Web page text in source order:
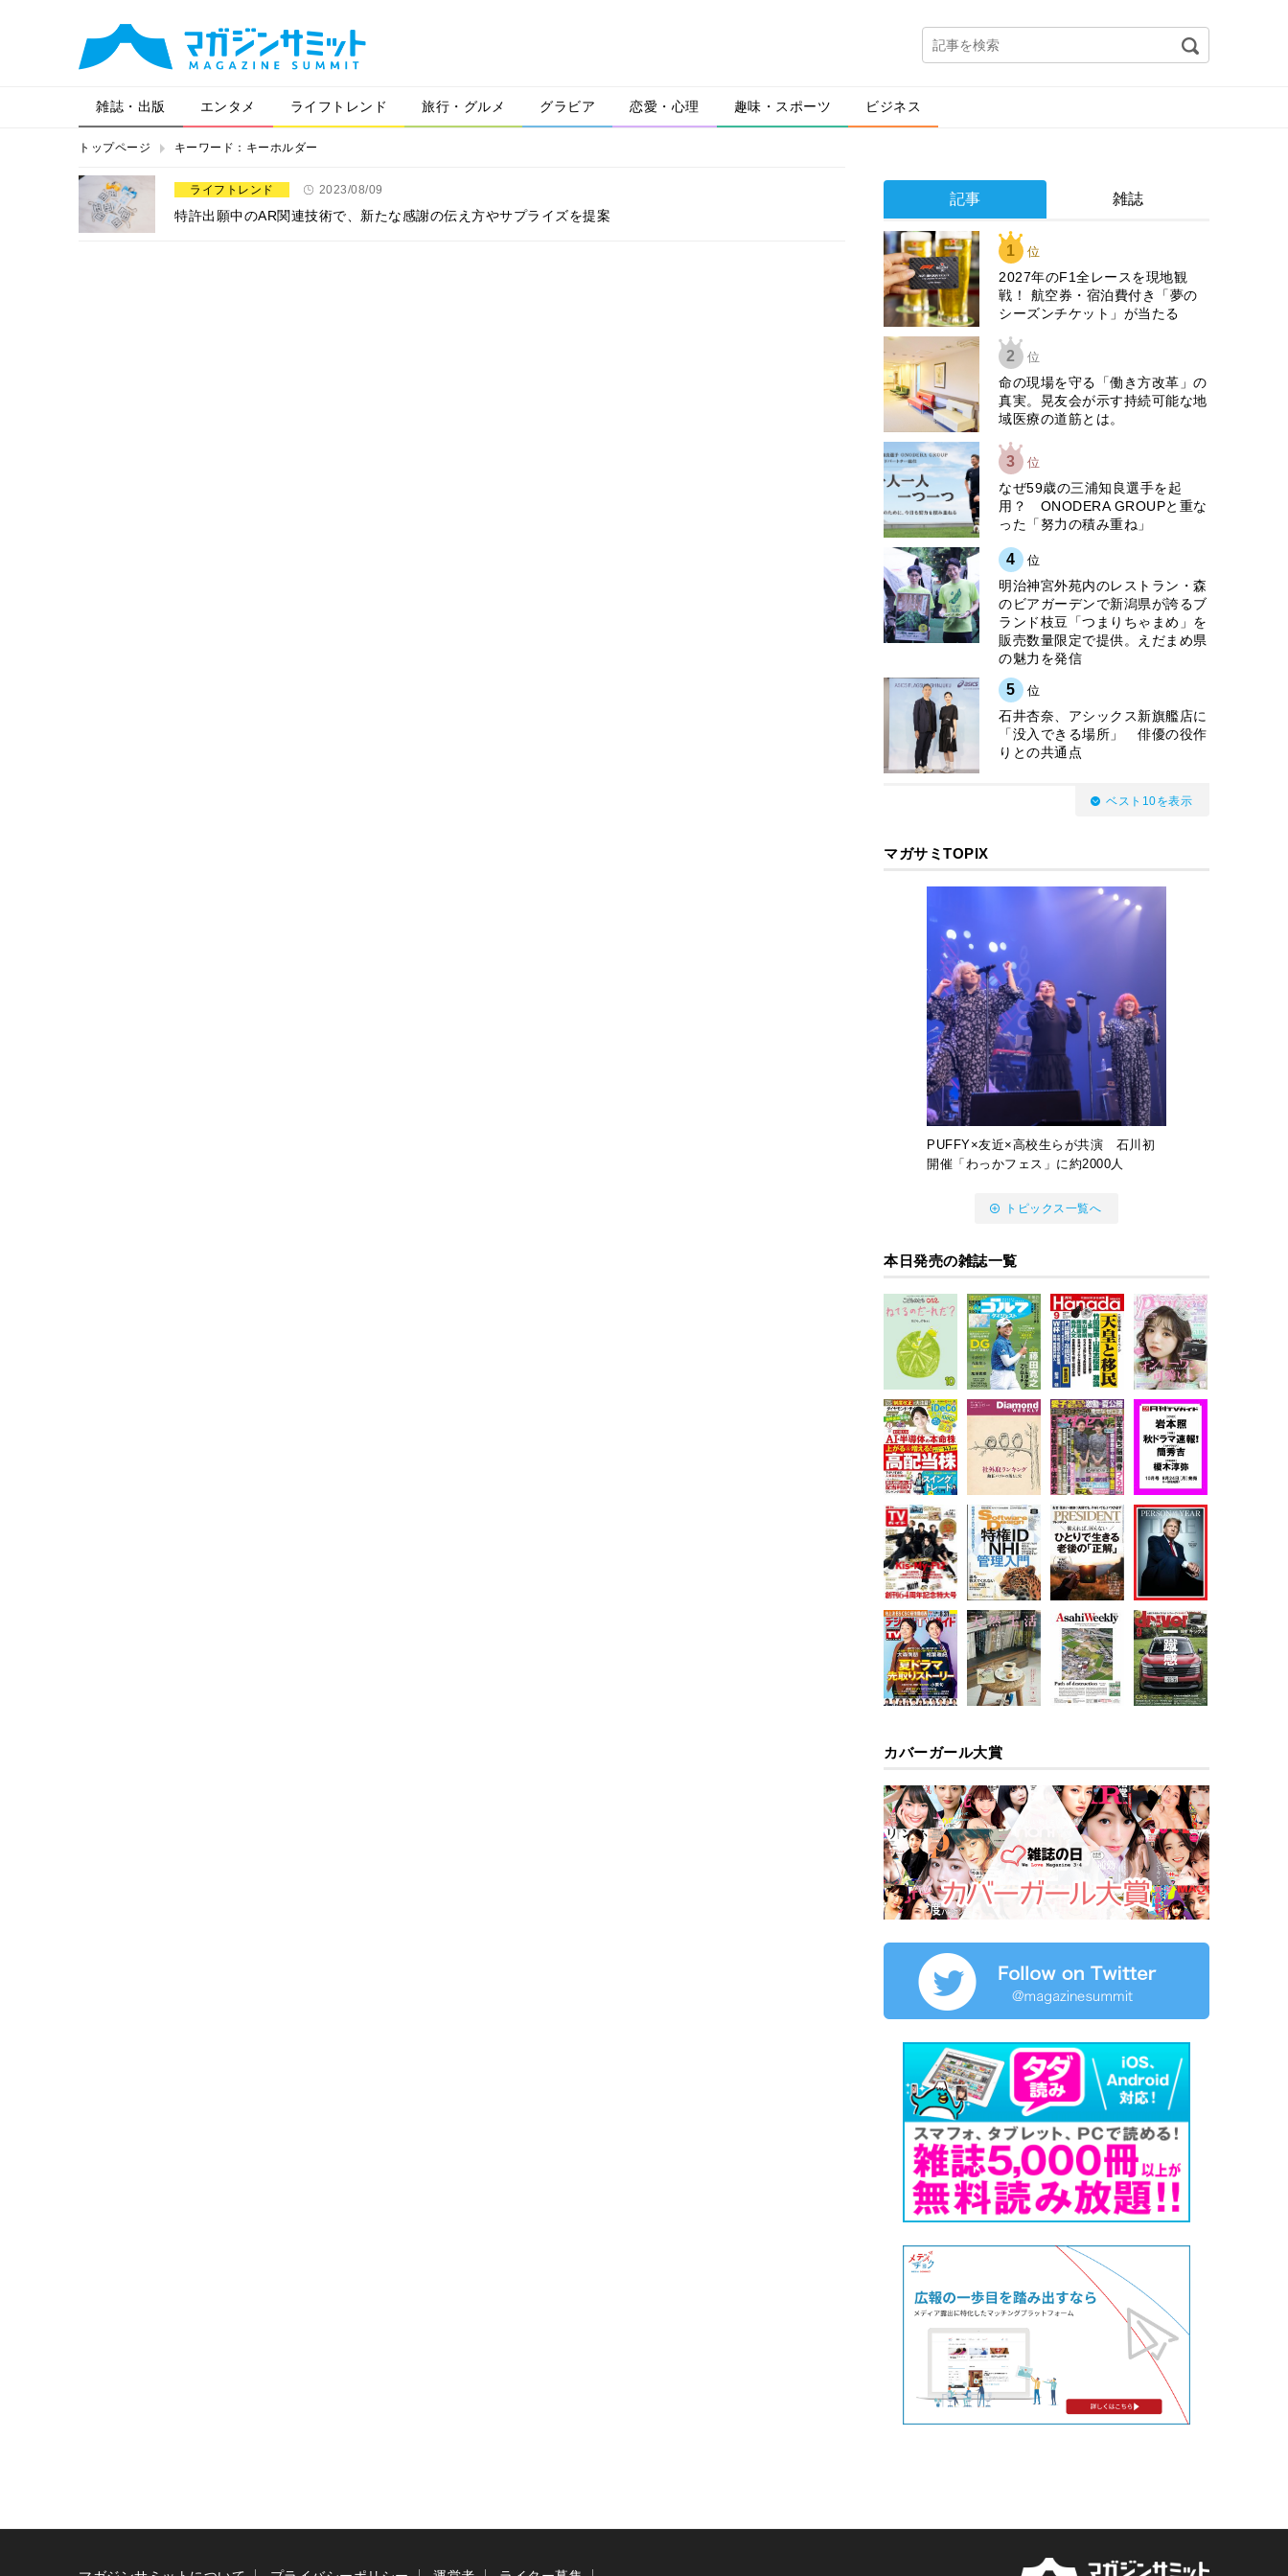
雑誌・出版 エンタメ ライフトレンド 旅行・グルメ グラビア 恋愛・心理 趣味・スポーツ ビジネス
トップページ キーワード：キーホルダー
ライフトレンド 2023/08/09
特許出願中のAR関連技術で、新たな感謝の伝え方やサプライズを提案
記事 雑誌
1 位
2027年のF1全レースを現地観
戦！ 航空券・宿泊費付き「夢の
シーズンチケット」が当たる
2 位
​命の現場を守る「働き方改革」の
真実。晃友会が示す持続可能な地
域医療の道筋とは。
3 位
なぜ59歳の三浦知良選手を起
用？ ONODERA GROUPと重な
った「努力の積み重ね」
4 位
明治神宮外苑内のレストラン・森
のビアガーデンで新潟県が誇るブ
ランド枝豆「つまりちゃまめ」を
販売数量限定で提供。えだまめ県
の魅力を発信
5 位
石井杏奈、アシックス新旗艦店に
「没入できる場所」 俳優の役作
りとの共通点
ベスト10を表示
マガサミTOPIX
PUFFY×友近×高校生らが共演 石川初
開催「わっかフェス」に約2000人
トピックス一覧へ
本日発売の雑誌一覧
カバーガール大賞